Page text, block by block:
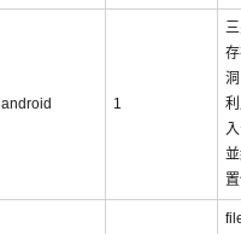
android 1